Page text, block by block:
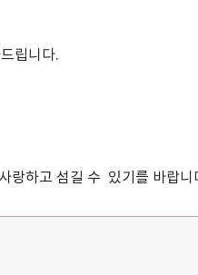
립니다.
랑하고 섬길 수 있기를 바랍